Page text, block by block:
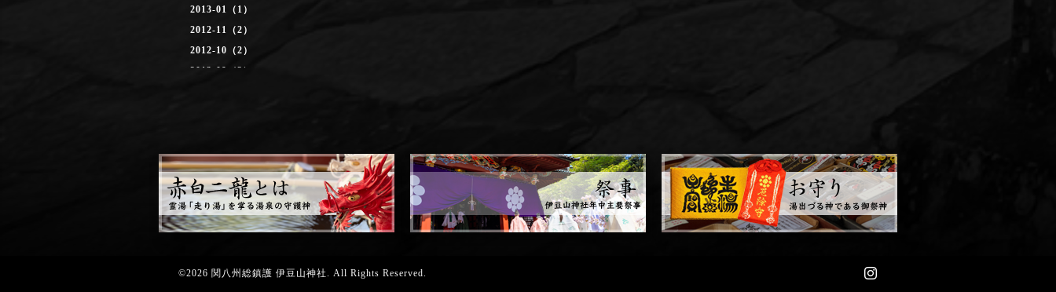
2013-01（1）
2012-11（2）
2012-10（2）
2012-09（3）
©2026 関八州総鎮護 伊豆山神社 . All Rights Reserved.